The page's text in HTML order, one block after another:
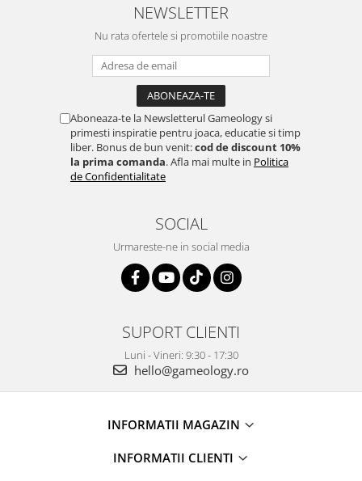
NEWSLETTER
Nu rata ofertele si promotiile noastre
Aboneaza-te la Newsletterul Gameology si
primesti inspiratie pentru joaca, educatie si timp
liber. Bonus de bun venit:cod de discount 10%
la prima comanda. Afla mai multe in Politica
de Confidentialitate
SOCIAL
Urmareste-ne in social media
SUPORT CLIENTI
Luni - Vineri: 9:30 - 17:30
hello@gameology.ro
INFORMATII MAGAZIN
INFORMATII CLIENTI